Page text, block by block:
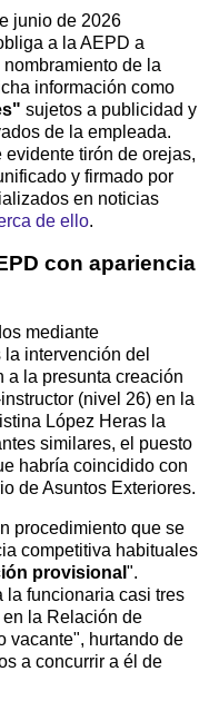
junio de 2026
a la AEPD a
de la
información como
sujetos a publicidad y
de la empleada.
tirón de orejas,
y firmado por
en noticias
de ello.
con apariencia
mediante
intervención del
a la presunta creación
(nivel 26) en la
López Heras la
similares, el puesto
habría coincidido con
de Asuntos Exteriores.
procedimiento que se
competitiva habituales
provisional ".
la funcionaria casi tres
la Relación de
vacante", hurtando de
a concurrir a él de